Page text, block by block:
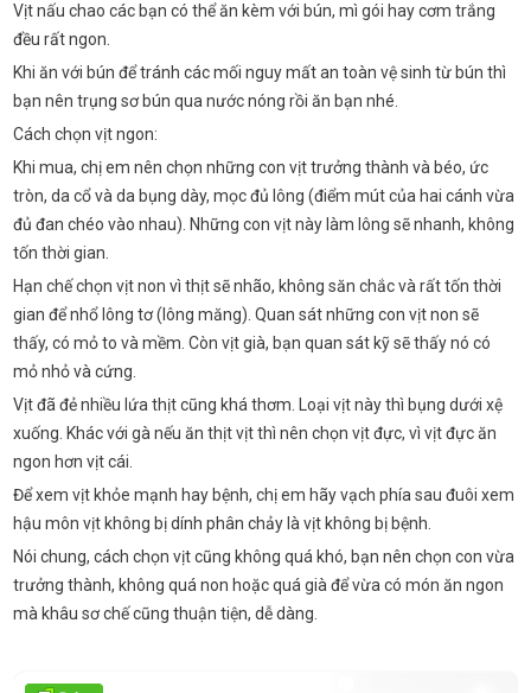
Vịt nấu chao các bạn có thể ăn kèm với bún, mì gói hay cơm trắng
đều rất ngon.
Khi ăn với bún để tránh các mối nguy mất an toàn vệ sinh từ bún thì
bạn nên trụng sơ bún qua nước nóng rồi ăn bạn nhé.
Cách chọn vịt ngon:
Khi mua, chị em nên chọn những con vịt trưởng thành và béo, ức
tròn, da cổ và da bụng dày, mọc đủ lông (điểm mút của hai cánh vừa
đủ đan chéo vào nhau). Những con vịt này làm lông sẽ nhanh, không
tốn thời gian.
Hạn chế chọn vịt non vì thịt sẽ nhão, không săn chắc và rất tốn thời
gian để nhổ lông tơ (lông măng). Quan sát những con vịt non sẽ
thấy, có mỏ to và mềm. Còn vịt già, bạn quan sát kỹ sẽ thấy nó có
mỏ nhỏ và cứng.
Vịt đã đẻ nhiều lứa thịt cũng khá thơm. Loại vịt này thì bụng dưới xệ
xuống. Khác với gà nếu ăn thịt vịt thì nên chọn vịt đực, vì vịt đực ăn
ngon hơn vịt cái.
Để xem vịt khỏe mạnh hay bệnh, chị em hãy vạch phía sau đuôi xem
hậu môn vịt không bị dính phân chảy là vịt không bị bệnh.
Nói chung, cách chọn vịt cũng không quá khó, bạn nên chọn con vừa
trưởng thành, không quá non hoặc quá già để vừa có món ăn ngon
mà khâu sơ chế cũng thuận tiện, dễ dàng.